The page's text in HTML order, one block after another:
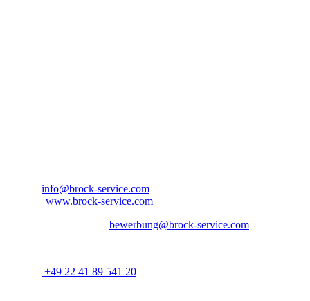
info@brock-service.com
www.brock-service.com
bewerbung@brock-service.com
+49 22 41 89 541 20